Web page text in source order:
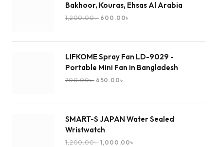
Bakhoor, Kouras, Ehsas Al Arabia
1,200.00৳ 600.00৳
LIFKOME Spray Fan LD-9029 -
Portable Mini Fan in Bangladesh
700.00৳ 650.00৳
SMART-S JAPAN Water Sealed
Wristwatch
1,200.00৳ 1,000.00৳